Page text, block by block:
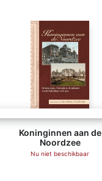
Koninginnen aan de
Noordzee
Nu niet beschikbaar